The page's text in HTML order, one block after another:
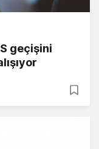
geçişini